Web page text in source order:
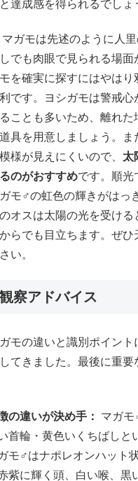
達成感を得られるでしょ
マガモは先述のように人
でも肉眼で見られる場面
を確実に探すにはやはり
です。ヨシガモは警戒心
ことも多いため、離れた
具を用意しましょう。
様が見えにくいので、 太
のがおすすめです。順光
モ♂の虹色の輝きがはっ
オスは太陽の光を受ける
らでも目立ちます。ぜひ
い。
察アドバイス
モの違いと識別ポイント
てきました。最後に重要
の違いが決め手：
マガ
首輪・黄色いくちばしと
モ♂はナポレオンハット
紫に輝く頭、白い喉、黒